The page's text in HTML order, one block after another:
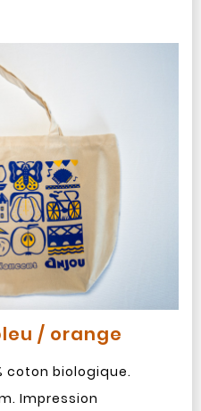
/ orange
coton biologique.
Impression